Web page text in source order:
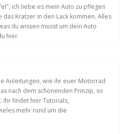
ich liebe es mein Auto zu pflegen
das Kratzer in den Lack kommen. Alles
du wissen musst um dein Auto
hier.
Anleitungen, wie ihr euer Motorrad
nach dem schonenden Prinzip, so
Ihr findet hier Tutorials,
mehr rund um die